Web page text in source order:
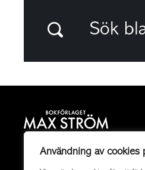
Användning av cookies
Sök
Bokförlaget Max Ström är